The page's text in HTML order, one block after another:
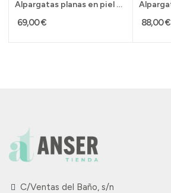
Alpargatas planas en piel dorada Elda de mujer...
69,00 € 88,00 €
C/Ventas del Baño, s/n